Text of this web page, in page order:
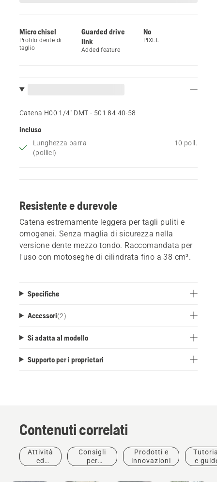
Micro chisel
Profilo dente di
taglio
Guarded drive
link
Added feature
No
PIXEL
Catena H00 1/4" DMT - 501 84 40‑58
incluso
Lunghezza barra
(pollici)
10 poll.
Resistente e durevole
Catena estremamente leggera per tagli puliti e
omogenei. Senza maglia di sicurezza nella
versione dente mezzo tondo. Raccomandata per
l'uso con motoseghe di cilindrata fino a 38 cm³.
Specifiche
Accessori(2)
Si adatta al modello
Supporto per i proprietari
Contenuti correlati
Attività
ed
Consigli
per
Prodotti e
innovazioni
e
Offerte
1 barra +
2 catene
Storie e
ispirazioni
Husqvarna
Prodotti e
innovazioni
Prodotti e
innovazioni
Giardinaggio